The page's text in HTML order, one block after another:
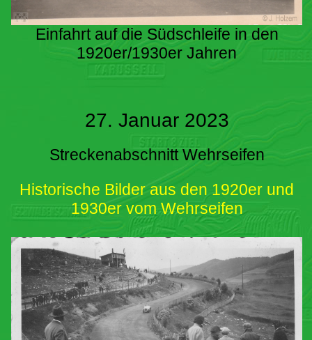
Einfahrt auf die Südschleife in den
1920er/1930er Jahren
27. Januar 2023
Streckenabschnitt Wehrseifen
Historische Bilder aus den 1920er und
1930er vom Wehrseifen